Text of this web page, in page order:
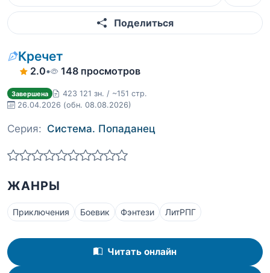
Поделиться
Кречет
2.0• 148 просмотров
Завершена
423 121 зн. / ~151 стр.
26.04.2026 (обн. 08.08.2026)
Серия: Система. Попаданец
ЖАНРЫ
Приключения Боевик Фэнтези ЛитРПГ
Читать онлайн